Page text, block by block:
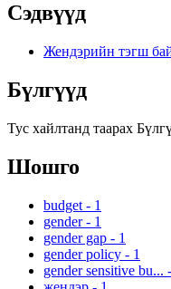
Сэдвүүд
Жендэрийн тэгш
Бүлгүүд
Тус хайлтанд таарах
Шошго
budget - 1
gender - 1
gender gap - 1
gender policy - 1
gender sensitive bu... -